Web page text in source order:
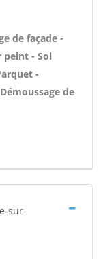
de façade -
peint - Sol
-
de
sur-